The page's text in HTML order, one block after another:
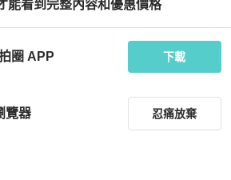
鞋
能看到完整內容和優惠價格
圈 APP 下載
覽器 忍痛放棄